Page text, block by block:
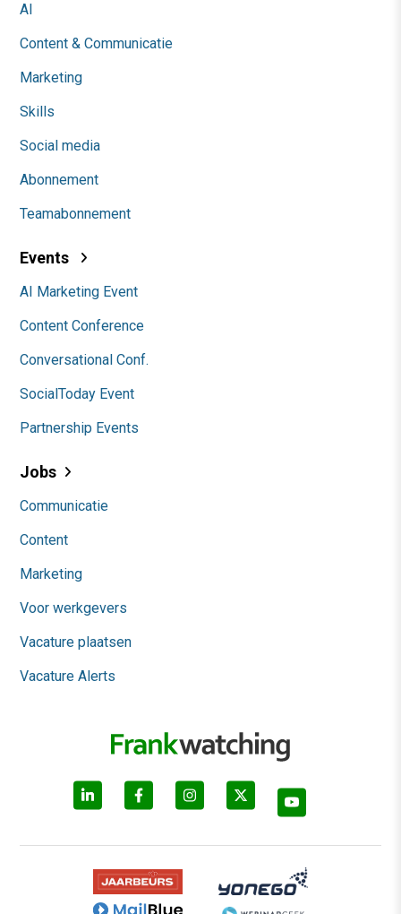
AI
Content & Communicatie
Marketing
Skills
Social media
Abonnement
Teamabonnement
Events
AI Marketing Event
Content Conference
Conversational Conf.
SocialToday Event
Partnership Events
Jobs
Communicatie
Content
Marketing
Voor werkgevers
Vacature plaatsen
Vacature Alerts